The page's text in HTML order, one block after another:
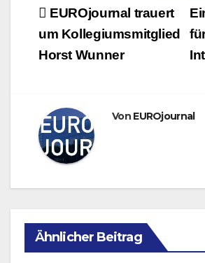
EUROjournal trauert
um Kollegiumsmitglied
Horst Wunner
Von EUROjournal
Ähnlicher Beitrag